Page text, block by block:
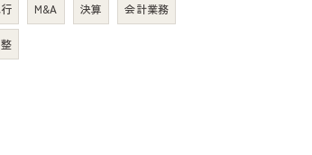
M&A 決算 会計業務